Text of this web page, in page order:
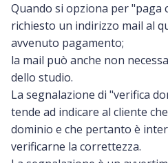
Quando si opziona per "paga
richiesto un indirizzo mail al
avvenuto pagamento;
la mail può anche non
dello studio.
La segnalazione di "verifica
tende ad indicare al cliente
dominio e che pertanto è
verificarne la correttezza.